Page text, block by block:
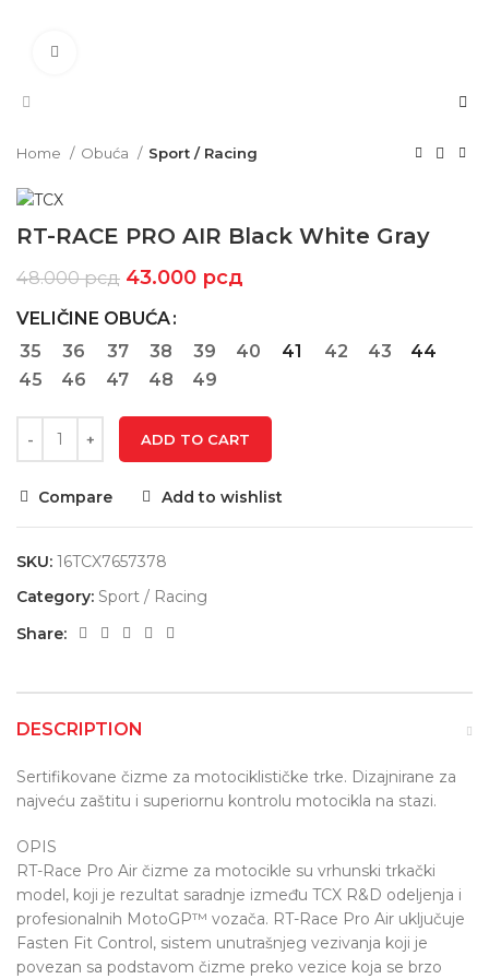
Home Obuća Sport / Racing
RT-RACE PRO AIR Black White Gray
48.000рсд 43.000 рсд
VELIČINE OBUĆA
35
36 37 38 39 40 41 42 43
44
45
46 47 48 49
ADD TO CART
Compare Add to wishlist
SKU: 16TCX7657378
Category: Sport / Racing
Share:
DESCRIPTION
Sertifikovane čizme za motociklističke trke. Dizajnirane za
najveću zaštitu i superiornu kontrolu motocikla na stazi.
OPIS
RT-Race Pro Air čizme za motocikle su vrhunski trkački
model, koji je rezultat saradnje između TCX R&D odeljenja i
profesionalnih MotoGP™ vozača. RT-Race Pro Air uključuje
Fasten Fit Control, sistem unutrašnjeg vezivanja koji je
povezan sa podstavom čizme preko vezice koja se brzo